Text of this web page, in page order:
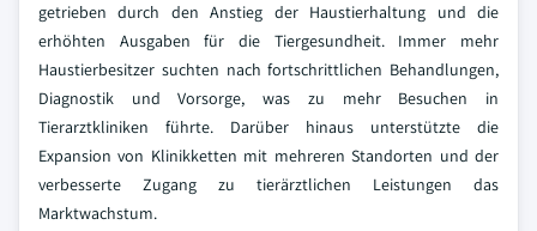
getrieben durch den Anstieg der Haustierhaltung und die
erhöhten Ausgaben für die Tiergesundheit. Immer mehr
Haustierbesitzer suchten nach fortschrittlichen Behandlungen,
Diagnostik und Vorsorge, was zu mehr Besuchen in
Tierarztkliniken führte. Darüber hinaus unterstützte die
Expansion von Klinikketten mit mehreren Standorten und der
verbesserte Zugang zu tierärztlichen Leistungen das
Marktwachstum.